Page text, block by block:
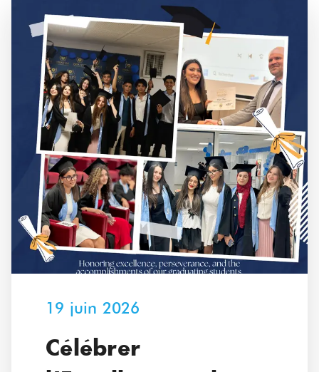
19 juin 2026
Célébrer